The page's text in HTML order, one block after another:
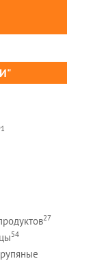
27
54